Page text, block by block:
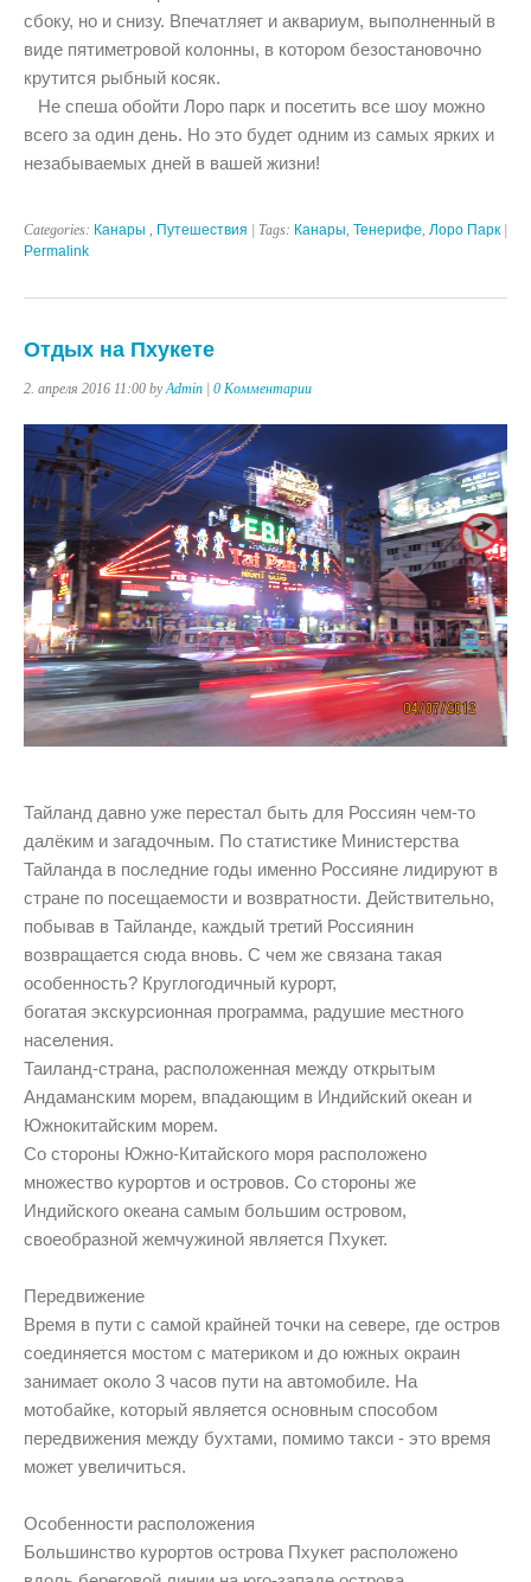
сбоку, но и снизу. Впечатляет и аквариум, выполненный в
виде пятиметровой колонны, в котором безостановочно
крутится рыбный косяк.
Не спеша обойти Лоро парк и посетить все шоу можно
всего за один день. Но это будет одним из самых ярких и
незабываемых дней в вашей жизни!
Categories: Канары Путешествия | Tags: Канары Тенерифе Лоро Парк |
Permalink
Отдых на Пхукете
2. апреля 2016 11:00 byAdmin | 0 Комментарии
Тайланд давно уже перестал быть для Россиян чем-то
далёким и загадочным. По статистике Министерства
Тайланда в последние годы именно Россияне лидируют в
стране по посещаемости и возвратности. Действительно,
побывав в Тайланде, каждый третий Россиянин
возвращается сюда вновь. С чем же связана такая
особенность? Круглогодичный курорт,
богатая экскурсионная программа, радушие местного
населения.
Таиланд-страна, расположенная между открытым
Андаманским морем, впадающим в Индийский океан и
Южнокитайским морем.
Со стороны Южно-Китайского моря расположено
множество курортов и островов. Со стороны же
Индийского океана самым большим островом,
своеобразной жемчужиной является Пхукет.
Передвижение
Время в пути с самой крайней точки на севере, где остров
соединяется мостом с материком и до южных окраин
занимает около 3 часов пути на автомобиле. На
мотобайке, который является основным способом
передвижения между бухтами, помимо такси - это время
может увеличиться.
Особенности расположения
Большинство курортов острова Пхукет расположено